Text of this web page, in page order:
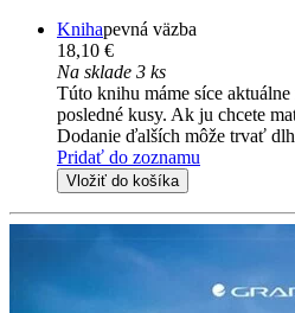
Knihapevná väzba
18,10 €
Na sklade 3 ks
Túto knihu máme síce
posledné kusy. Ak ju chcete
Dodanie ďalších môže trvať
Pridať do zoznamu
Vložiť do košíka